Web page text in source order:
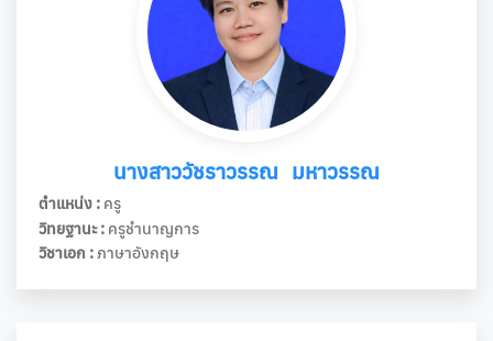
นางสาววัชราวรรณ มหาวรรณ
ตำแหน่ง : ครู
วิทยฐานะ : ครูชำนาญการ
วิชาเอก :ภาษาอังกฤษ